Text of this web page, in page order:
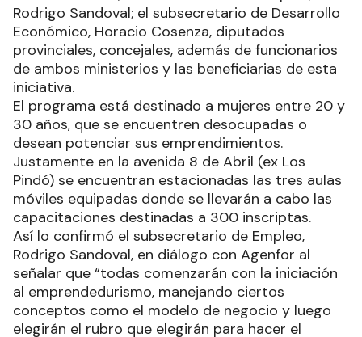
Rodrigo Sandoval; el subsecretario de Desarrollo
Económico, Horacio Cosenza, diputados
provinciales, concejales, además de funcionarios
de ambos ministerios y las beneficiarias de esta
iniciativa.
El programa está destinado a mujeres entre 20 y
30 años, que se encuentren desocupadas o
desean potenciar sus emprendimientos.
Justamente en la avenida 8 de Abril (ex Los
Pindó) se encuentran estacionadas las tres aulas
móviles equipadas donde se llevarán a cabo las
capacitaciones destinadas a 300 inscriptas.
Así lo confirmó el subsecretario de Empleo,
Rodrigo Sandoval, en diálogo con Agenfor al
señalar que “todas comenzarán con la iniciación
al emprendedurismo, manejando ciertos
conceptos como el modelo de negocio y luego
elegirán el rubro que elegirán para hacer el